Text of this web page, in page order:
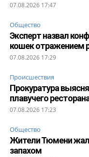
07.08.2026 17:47
Общество
Эксперт назвал
кошек отражением
07.08.2026 17:29
Происшествия
Прокуратура
плавучего
07.08.2026 17:23
Общество
Жители Тюмени
запахом